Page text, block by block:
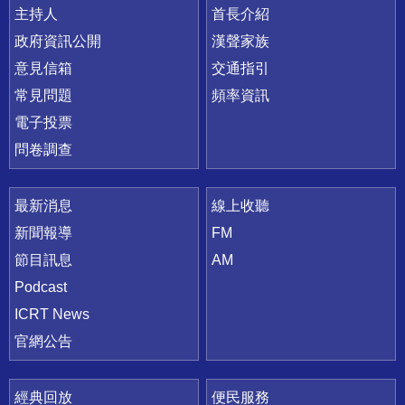
主持人
政府資訊公開
意見信箱
常見問題
電子投票
問卷調查
首長介紹
漢聲家族
交通指引
頻率資訊
最新消息
新聞報導
節目訊息
Podcast
ICRT News
官網公告
線上收聽
FM
AM
經典回放
便民服務